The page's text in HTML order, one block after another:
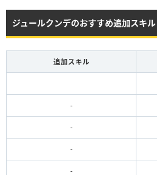
ジュールクンデのおすすめ追加スキル
追加スキル
-
-
-
-